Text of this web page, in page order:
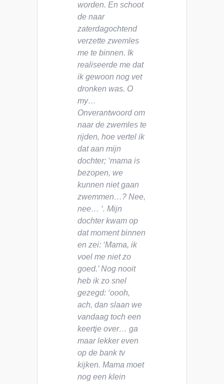
worden. En schoot
de naar
zaterdagochtend
verzette zwemles
me te binnen. Ik
realiseerde me dat
ik gewoon nog vet
dronken was. O
my…
Onverantwoord om
naar de zwemles te
rijden, hoe vertel ik
dat aan mijn
dochter; ‘mama is
bezopen, we
kunnen niet gaan
zwemmen…? Nee,
nee… ‘. Mijn
dochter kwam op
dat moment binnen
en zei: ‘Mama, ik
voel me niet zo
goed.’ Nog nooit
heb ik zo snel
gezegd: ‘oooh,
ach, dan slaan we
vandaag toch een
keertje over… ga
maar lekker even
op de bank tv
kijken. Mama moet
nog een klein